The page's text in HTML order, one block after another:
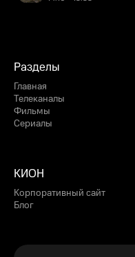
Разделы
Главная
Телеканалы
Фильмы
Сериалы
КИОН
Корпоративный сайт
Блог